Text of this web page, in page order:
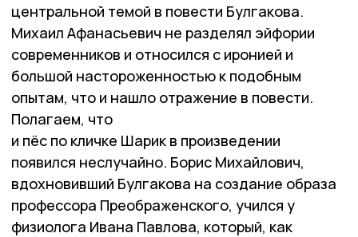
центральной темой в повести Булгакова.
Михаил Афанасьевич не разделял эйфории
современников и относился с иронией и
большой настороженностью к подобным
опытам, что и нашло отражение в повести.
Полагаем, что
и пёс по кличке Шарик в произведении
появился неслучайно. Борис Михайлович,
вдохновивший Булгакова на создание образа
профессора Преображенского, учился у
физиолога Ивана Павлова, который, как